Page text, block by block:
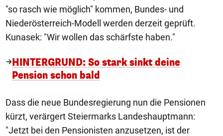
"so rasch wie möglich" kommen, Bundes- und
Niederösterreich-Modell werden derzeit geprüft.
Kunasek: "Wir wollen das schärfste haben."
HINTERGRUND: So stark sinkt deine
Pension schon bald
Dass die neue Bundesregierung nun die Pensionen
kürzt, verärgert Steiermarks Landeshauptmann:
"Jetzt bei den Pensionisten anzusetzen, ist der